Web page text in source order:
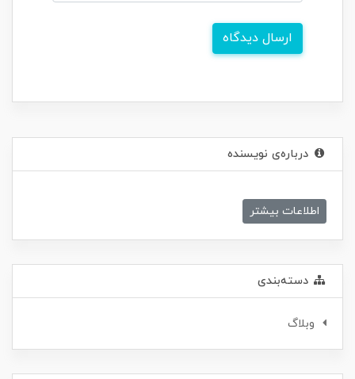
ارسال دیدگاه
درباره‌ی نویسنده
اطلاعات بیشتر
دسته‌بندی
وبلاگ